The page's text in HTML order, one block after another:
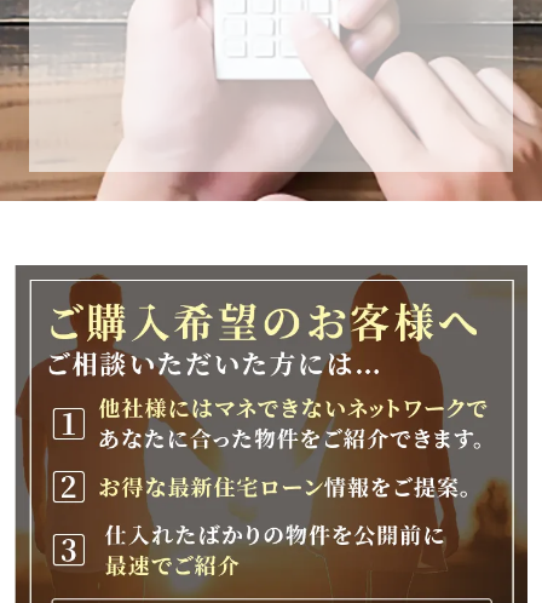
平素は格別のご愛顧を賜り、誠にありがとうご
下記期間を年末年始休業とさせて頂きます。
2025年12月25日(木)～2026年1月8日(木)
2026年1月9日(金)以降、順次対応させて頂きま
す。
ご不便をおかけいたしますが、何卒ご理解の程
よろしくお願いいたします。